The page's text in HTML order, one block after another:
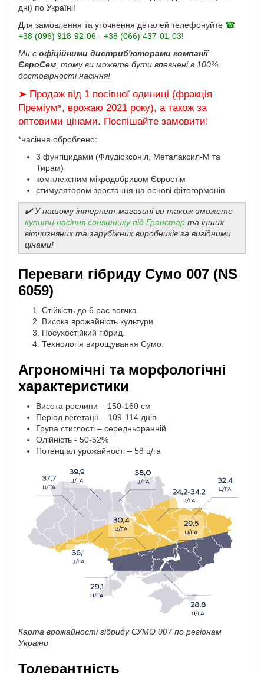
дні) по Україні!
Для замовлення та уточнення деталей телефонуйте ☎
+38 (096) 918-92-06 - +38 (066) 437-01-03!
Ми є офіційними дистриб'юторами компанії
ЄвроСем , тому ви можете бути впевнені в 100%
достовірності насіння!
➤ Продаж від 1 посівної одиниці (фракція
Преміум*, врожаю 2021 року), а також за
оптовими цінами. Поспішайте замовити!
*насіння оброблено:
3 фунгіцидами (Флудіоксоніл, Металаксил-М та
Тирам)
комплексним мікродобривом Євростім
стимулятором зростання на основі фітогормонів
✔️ У нашому інтернет-магазині ви також зможете
купити насіння соняшнику під Гранстар та інших
вітчизняних та зарубіжних виробників за вигідними
цінами!
Переваги гібриду Сумо 007 (NS
6059)
Стійкість до 6 рас вовчка.
Висока врожайність культури.
Посухостійкий гібрид.
Технологія вирощування Сумо.
Агрономічні та морфологічні
характеристики
Висота рослини – 150-160 см
Період вегетації – 109-114 днів
Група стиглості – середньоранній
Олійність - 50-52%
Потенціал урожайності – 58 ц/га
Карта врожайності гібриду СУМО 007 по регіонам
України
Толерантність